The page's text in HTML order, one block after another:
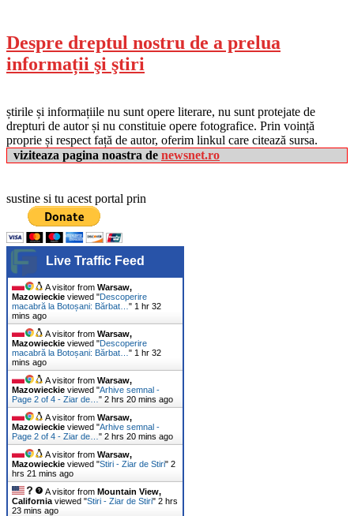
Despre dreptul nostru de a prelua
informații şi ştiri
știrile și informațiile nu sunt opere literare, nu sunt protejate de
drepturi de autor și nu constituie opere fotografice. Prin voință
proprie și respect față de autor, oferim linkul care citează sursa.
viziteaza pagina noastra de newsnet.ro
sustine si tu acest portal prin
Live Traffic Feed
A visitor from Warsaw,
Mazowieckie viewed "Descoperire
macabră la Botoșani: Bărbat… " 1 hr 32
mins ago
A visitor from Warsaw,
Mazowieckie viewed "Descoperire
macabră la Botoșani: Bărbat… " 1 hr 32
mins ago
A visitor from Warsaw,
Mazowieckie viewed "Arhive semnal -
Page 2 of 4 - Ziar de… " 2 hrs 20 mins ago
A visitor from Warsaw,
Mazowieckie viewed "Arhive semnal -
Page 2 of 4 - Ziar de… " 2 hrs 20 mins ago
A visitor from Warsaw,
Mazowieckie viewed "Stiri - Ziar de Stiri" 2
hrs 21 mins ago
A visitor from Mountain View,
California viewed "Stiri - Ziar de Stiri" 2 hrs
23 mins ago